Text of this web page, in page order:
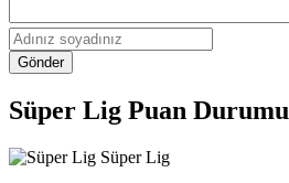
Gönder
Süper Lig Puan Durumu
Süper Lig